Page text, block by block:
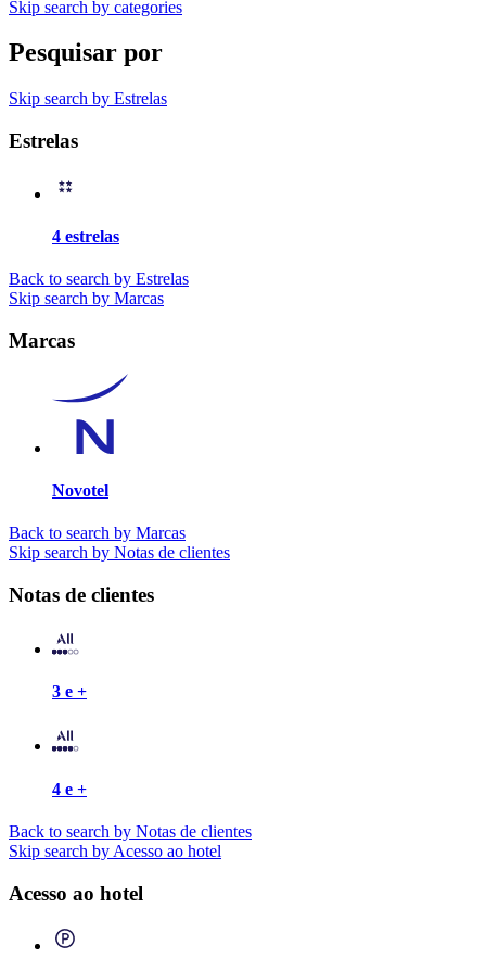
Skip search by categories
Pesquisar por
Skip search by Estrelas
Estrelas
4 estrelas
Back to search by Estrelas
Skip search by Marcas
Marcas
Novotel
Back to search by Marcas
Skip search by Notas de clientes
Notas de clientes
3 e +
4 e +
Back to search by Notas de clientes
Skip search by Acesso ao hotel
Acesso ao hotel